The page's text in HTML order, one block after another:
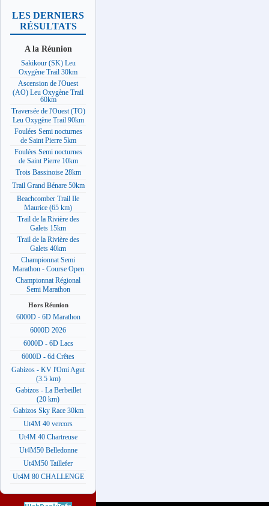
LES DERNIERS
RÉSULTATS
A la Réunion
Sakikour (SK) Leu
Oxygène Trail 30km
Ascension de l'Ouest
(AO) Leu Oxygène Trail
60km
Traversée de l'Ouest (TO)
Leu Oxygène Trail 90km
Foulées Semi nocturnes
de Saint Pierre 5km
Foulées Semi nocturnes
de Saint Pierre 10km
Trois Bassinoise 28km
Trail Grand Bénare 50km
Beachcomber Trail Ile
Maurice (65 km)
Trail de la Rivière des
Galets 15km
Trail de la Rivière des
Galets 40km
Championnat Semi
Marathon - Course Open
Championnat Régional
Semi Marathon
Hors Réunion
6000D - 6D Marathon
6000D 2026
6000D - 6D Lacs
6000D - 6d Crêtes
Gabizos - KV l'Omi Agut
(3.5 km)
Gabizos - La Berbeillet
(20 km)
Gabizos Sky Race 30km
Ut4M 40 vercors
Ut4M 40 Chartreuse
Ut4M50 Belledonne
Ut4M50 Taillefer
Ut4M 80 CHALLENGE